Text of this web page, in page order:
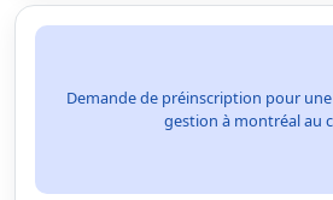
Demande de préinscription pour
gestion à montréal au